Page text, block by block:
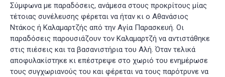
Σύμφωνα με παραδόσεις, ανάμεσα στους προκρίτους μίας
τέτοιας συνέλευσης φέρεται να ήταν κι ο Αθανάσιος
Ντάκος ή Καλαμαρτζής από την Αγία Παρασκευή. Οι
παραδόσεις παρουσιάζουν τον Καλαμαρτζή να αντιστάθηκε
στις πιέσεις και τα βασανιστήρια του Αλή. Όταν τελικά
αποφυλακίστηκε κι επέστρεψε στο χωριό του ενημέρωσε
τους συγχωριανούς του και φέρεται να τους παρότρυνε να